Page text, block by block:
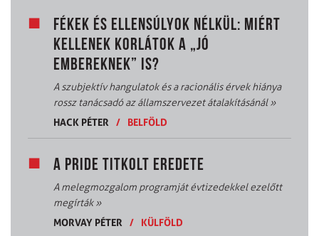
FÉKEK ÉS ELLENSÚLYOK NÉLKÜL: MIÉRT
KELLENEK KORLÁTOK A „JÓ
EMBEREKNEK” IS?
A szubjektív hangulatok és a racionális érvek hiánya
rossz tanácsadó az államszervezet átalakításánál»
HACK PÉTER
/ BELFÖLD
A PRIDE TITKOLT EREDETE
A melegmozgalom programját évtizedekkel ezelőtt
megírták»
MORVAY PÉTER
/ KÜLFÖLD